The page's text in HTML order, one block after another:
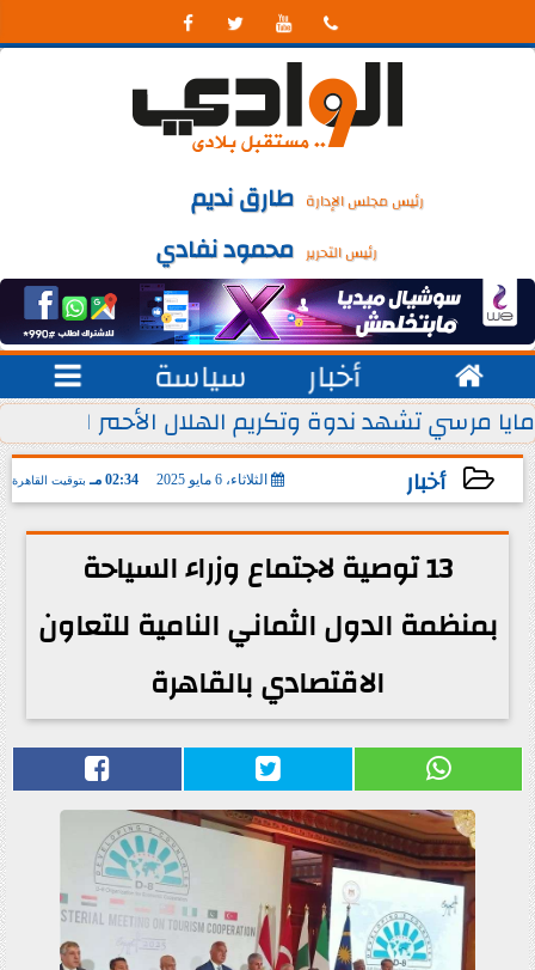
   
رئيس مجلس الإدارة طارق نديم
رئيس التحرير محمود نفادي
 أخبار سياسة 
يوليو من كل عام
مايا مرسي تشهد ندوة وتكريم الهلال الأحمر
أخبار الثلاثاء، 6 مايو 2025 02:34 مـ بتوقيت القاهرة
2025-05-06 14:34:48
13 توصية لاجتماع وزراء السياحة
بمنظمة الدول الثماني النامية للتعاون
الاقتصادي بالقاهرة